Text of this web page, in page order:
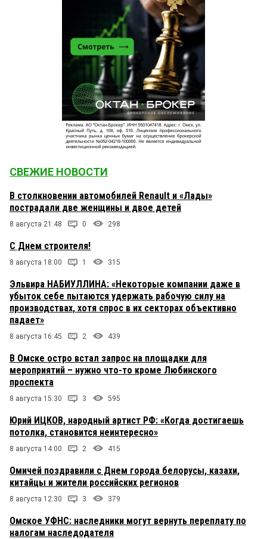
СВЕЖИЕ НОВОСТИ
В столкновении автомобилей Renault и «Лады»
пострадали две женщины и двое детей
8 августа 21:48 0 298
С Днем строителя!
8 августа 18:00 1 315
Эльвира НАБИУЛЛИНА: «Некоторые компании даже в
убыток себе пытаются удержать рабочую силу на
производствах, хотя спрос в их секторах объективно
падает»
8 августа 16:45 2 439
В Омске остро встал запрос на площадки для
мероприятий – нужно что-то кроме Любинского
проспекта
8 августа 15:30 3 595
Юрий ИЦКОВ, народный артист РФ: «Когда достигаешь
потолка, становится неинтересно»
8 августа 14:00 2 415
Омичей поздравили с Днем города белорусы, казахи,
китайцы и жители российских регионов
8 августа 12:30 3 379
Омское УФНС: наследники могут вернуть переплату по
налогам наследодателя